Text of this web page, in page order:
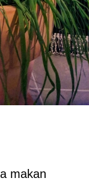
makan